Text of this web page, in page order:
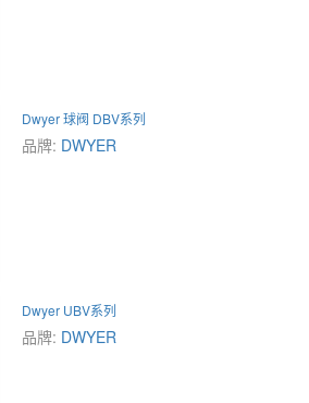
Dwyer 球阀 DBV系列
品牌: DWYER
Dwyer UBV系列
品牌: DWYER